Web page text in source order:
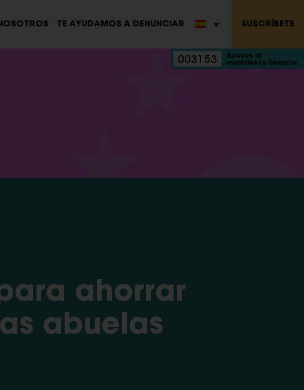
TE AYUDAMOS A DENUNCIAR SUSCRÍBETE
003153
Apoyos al
manifiesto Denaria
ahorrar
abuelas